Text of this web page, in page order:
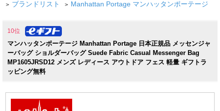
> ブランドリスト > Manhattan Portage マンハッタンポーテージ
10位
マンハッタンポーテージ Manhattan Portage 日本正規品 メッセンジャ
ーバッグ ショルダーバッグ Suede Fabric Casual Messenger Bag
MP1605JRSD12 メンズ レディース アウトドア フェス 軽量 ギフトラ
ッピング無料